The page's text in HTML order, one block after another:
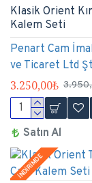
Penart Cam
ve Ticaret Ltd
Klasik Orient
Kalem Seti
3.250,00₺
Satın Al
İNDİRİMDE